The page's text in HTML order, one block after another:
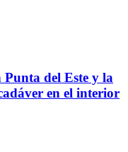
del Este y la
en el interior